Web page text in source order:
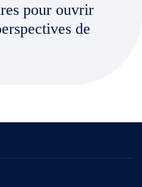
pour ouvrir
de